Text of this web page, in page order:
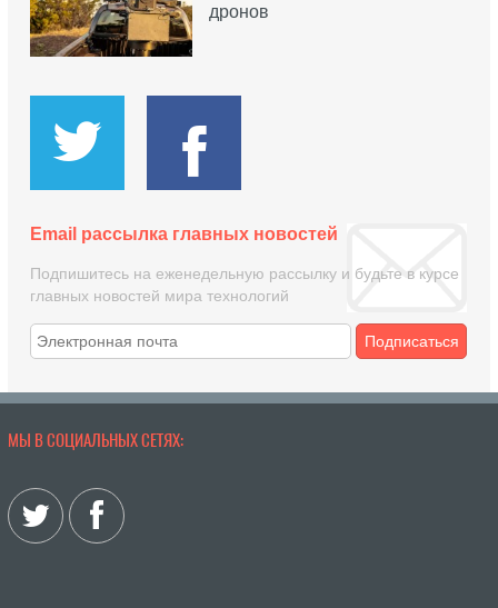
дронов
Email рассылка главных новостей
Подпишитесь на еженедельную рассылку и будьте в курсе
главных новостей мира технологий
Подписаться
МЫ В СОЦИАЛЬНЫХ СЕТЯХ: